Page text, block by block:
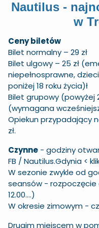
Nautilus -
w
Ceny biletów
Bilet normalny – 29 zł
Bilet ulgowy – 25 zł
niepełnosprawne,
poniżej 18 roku życia)ł
Bilet grupowy (powyżej
(wymagana
Opiekun przypadający
zł.
Czynne - godziny
FB / Nautilus.Gdynia <
W sezonie zwykle od
seansów - rozpoczęcie
12.00....)
W okresie zimowym -
Drugim miejscem w